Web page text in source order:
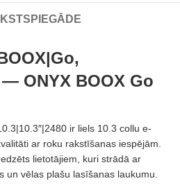
PIEGĀDE
— ONYX BOOX Go
ir liels 10.3 collu e-
ar roku rakstīšanas iespējām.
lietotājiem, kuri strādā ar
un vēlas plašu lasīšanas laukumu.